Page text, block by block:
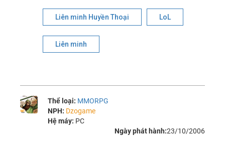
Liên minh Huyền Thoại LoL
Liên minh
Thể loại: MMORPG
NPH: Dzogame
Hệ máy: PC
Ngày phát hành:23/10/2006